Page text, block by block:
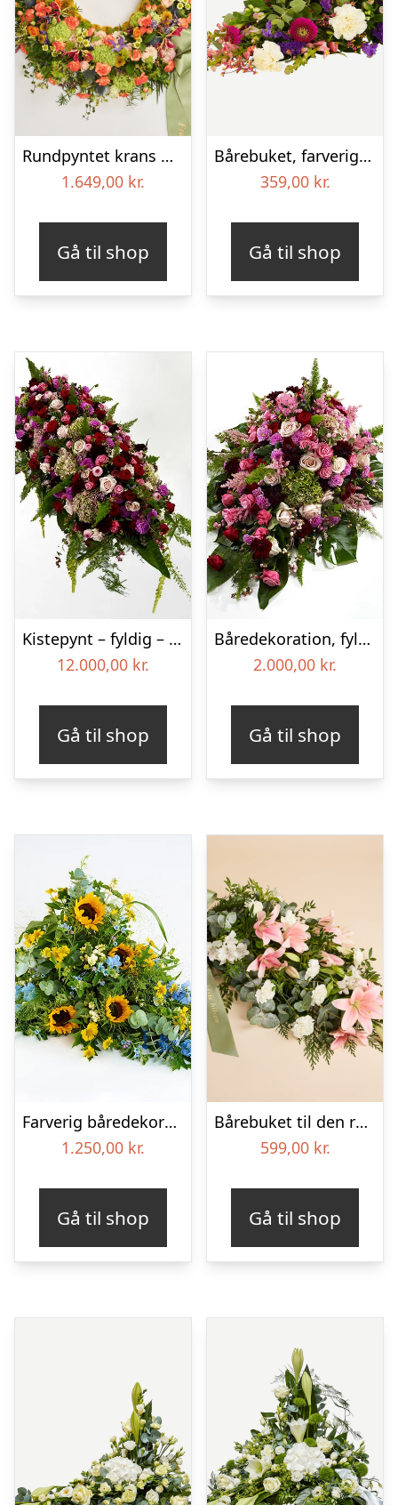
Rundpyntet krans med bånd – Et farverigt farvel
1.649,00 kr.
Gå til shop
Bårebuket, farverig (Floristens kreative valg)
359,00 kr.
Gå til shop
Kistepynt – fyldig – Blomster til begravelse
12.000,00 kr.
Gå til shop
Båredekoration, fyldig – Blomster til begravelse
2.000,00 kr.
Gå til shop
Farverig båredekoration i gul og blå – Blomster til begravelse
1.250,00 kr.
Gå til shop
Bårebuket til den rolige afsked med bånd
599,00 kr.
Gå til shop